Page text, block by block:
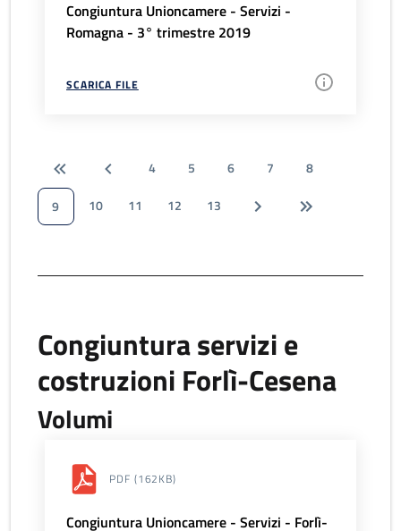
Congiuntura Unioncamere - Servizi -
Romagna - 3° trimestre 2019
SCARICA FILE
4 5 6 7
8
9
10 11 12 13
Congiuntura servizi e
costruzioni Forlì-Cesena
Volumi
PDF (162KB)
Congiuntura Unioncamere - Servizi - Forlì-